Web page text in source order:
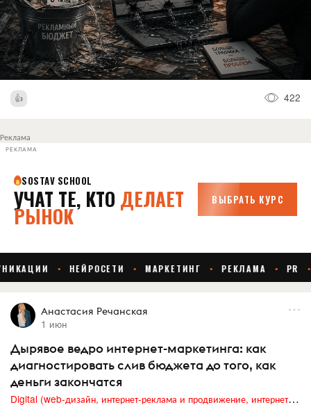
422
Реклама
РЕКЛАМА
Анастасия Речанская
1 июн
Дырявое ведро интернет-маркетинга: как
диагностировать слив бюджета до того, как
деньги закончатся
Digital (web-дизайн, интернет-реклама и продвижение, интернет-сообщества и блоги, интернет-коммуникации, мобильный маркетинг, реклама на цифровых экранах)